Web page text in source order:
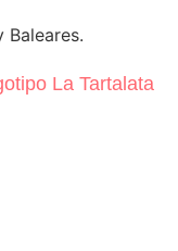
Baleares.